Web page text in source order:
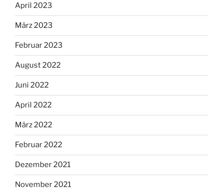
April 2023
März 2023
Februar 2023
August 2022
Juni 2022
April 2022
März 2022
Februar 2022
Dezember 2021
November 2021